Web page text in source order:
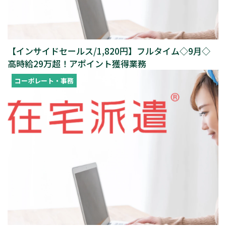
【インサイドセールス/1,820円】フルタイム◇9月◇
高時給29万超！アポイント獲得業務
コーポレート・事務